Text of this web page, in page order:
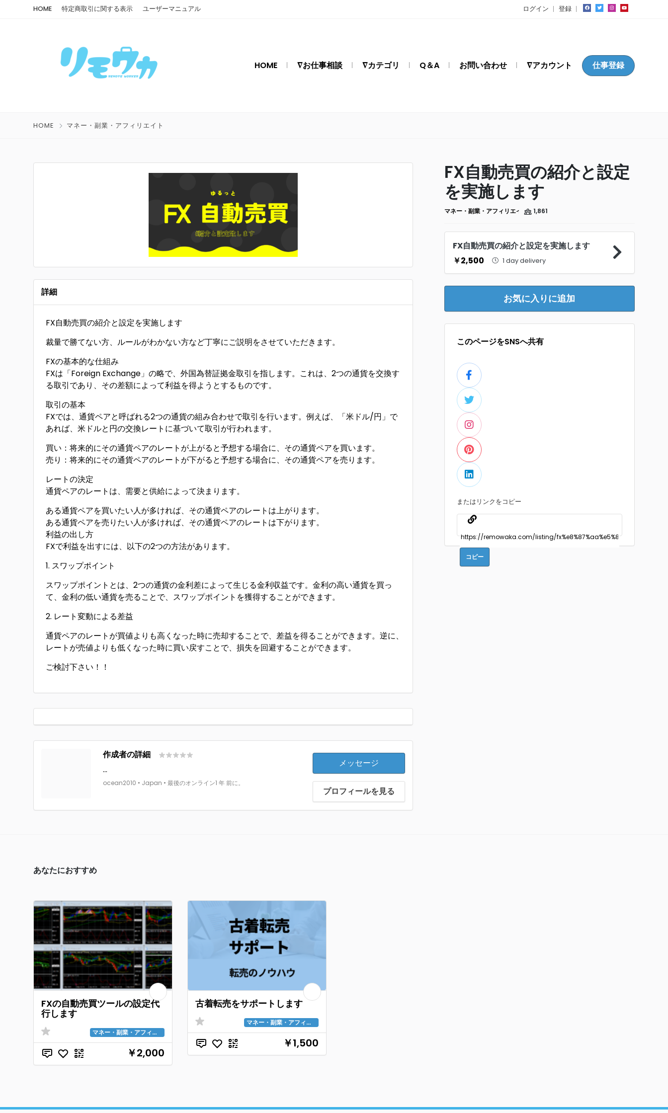
HOME 特定商取引に関する表示 ユーザーマニュアル ログイン 登録
HOME ∇お仕事相談 ∇カテゴリ Q＆A お問い合わせ ∇アカウント 仕事登録
HOME マネー・副業・アフィリエイト
FX自動売買の紹介と設定
を実施します
マネー・副業・アフィリエイト 1,861
FX自動売買の紹介と設定を実施します
￥2,500
1 day delivery
お気に入りに追加
このページをSNSへ共有
またはリンクをコピー
コピー
詳細
FX自動売買の紹介と設定を実施します
裁量で勝てない方、ルールがわかない方など丁寧にご説明をさせていただきます。
FXの基本的な仕組み
FXは「Foreign Exchange」の略で、外国為替証拠金取引を指します。これは、2つの通貨を交換す
る取引であり、その差額によって利益を得ようとするものです。
取引の基本
FXでは、通貨ペアと呼ばれる2つの通貨の組み合わせで取引を行います。例えば、「米ドル/円」で
あれば、米ドルと円の交換レートに基づいて取引が行われます。
買い：将来的にその通貨ペアのレートが上がると予想する場合に、その通貨ペアを買います。
売り：将来的にその通貨ペアのレートが下がると予想する場合に、その通貨ペアを売ります。
レートの決定
通貨ペアのレートは、需要と供給によって決まります。
ある通貨ペアを買いたい人が多ければ、その通貨ペアのレートは上がります。
ある通貨ペアを売りたい人が多ければ、その通貨ペアのレートは下がります。
利益の出し方
FXで利益を出すには、以下の2つの方法があります。
1. スワップポイント
スワップポイントとは、2つの通貨の金利差によって生じる金利収益です。金利の高い通貨を買っ
て、金利の低い通貨を売ることで、スワップポイントを獲得することができます。
2. レート変動による差益
通貨ペアのレートが買値よりも高くなった時に売却することで、差益を得ることができます。逆に、
レートが売値よりも低くなった時に買い戻すことで、損失を回避することができます。
ご検討下さい！！
作成者の詳細
...
ocean2010 • Japan • 最後のオンライン1 年 前に。
メッセージ
プロフィールを見る
あなたにおすすめ
FXの自動売買ツールの設定代
行します
マネー・副業・アフィリエイト
￥2,000
古着転売をサポートします
マネー・副業・アフィリエイト
￥1,500